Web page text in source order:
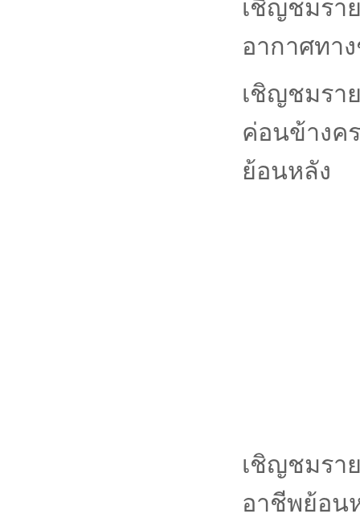
เชิญชมรา
อากาศทา
เชิญชมรา
ค่อนข้างค
ย้อนหลัง
เชิญชมรา
อาชีพย้อน